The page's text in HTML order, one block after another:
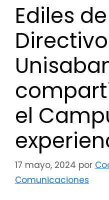
Ediles
el
17 mayo, 2024 por
Comunicaciones